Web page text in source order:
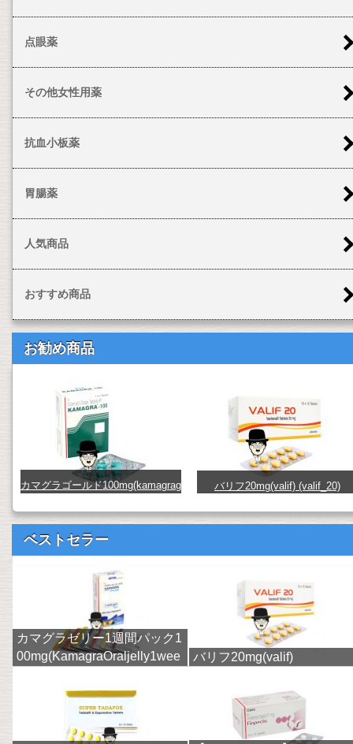
点眼薬
その他女性用薬
抗血小板薬
胃腸薬
人気商品
おすすめ商品
お勧め商品
カマグラゴールド100mg(kamagrag
バリフ20mg(valif) (valif_20)
ベストセラー
カマグラゼリー1週間パック1
00mg(KamagraOraljelly1wee
バリフ20mg(valif)